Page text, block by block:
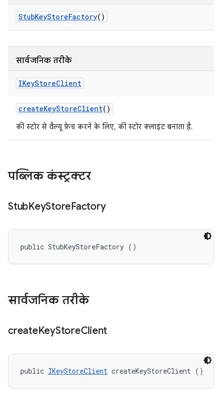
StubKeyStoreFactory()
सार्वजनिक तरीके
IKeyStoreClient
createKeyStoreClient()
की स्टोर से वैल्यू फ़ेच करने के लिए, की स्टोर क्लाइंट बनाता है.
पब्लिक कंस्ट्रक्टर
StubKeyStoreFactory
public StubKeyStoreFactory ()
सार्वजनिक तरीके
createKeyStoreClient
public IKeyStoreClient createKeyStoreClient ()